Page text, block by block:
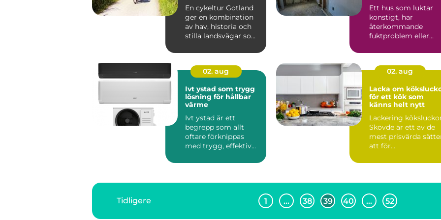
En cykeltur Gotland
ger en kombination
av hav, historia och
stilla landsvägar som
Ett hus som luktar
konstigt, har
återkommande
fuktproblem eller
inomhusbesvär kan...
02. aug
Ivt ystad som trygg
lösning för hållbar
värme
Ivt ystad är ett
begrepp som allt
oftare förknippas
med trygg, effektiv
sydliga ...
02. aug
Lacka om
för ett kök som
känns helt nytt
Lackering
Skövde är ett av de
mest prisvärda
att för...
Tidligere 1 … 38 39 40 … 52